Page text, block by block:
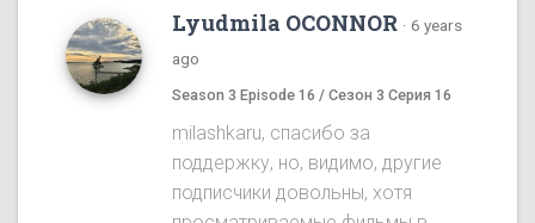
Lyudmila OCONNOR · 6 years
ago
Season 3 Episode 16 / Сезон 3 Серия 16
milashkaru, спасибо за
поддержку, но, видимо, другие
подписчики довольны, хотя